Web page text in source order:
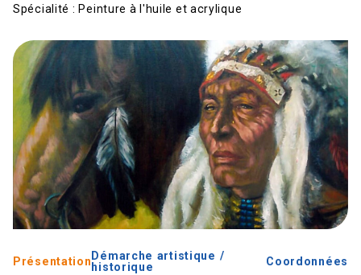
Spécialité : Peinture à l'huile et acrylique
PrésentationDémarche artistique /
historique
Coordonnées